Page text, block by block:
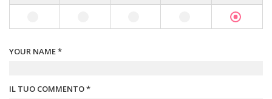
YOUR NAME *
IL TUO COMMENTO *